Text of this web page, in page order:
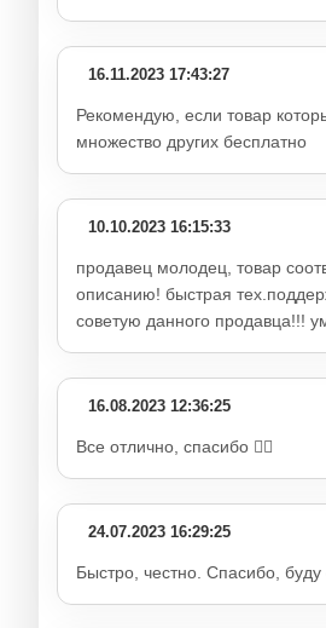
16.11.2023 17:43:27
Рекомендую, если товар
множество других бесплатно
10.10.2023 16:15:33
продавец молодец, товар
описанию! быстрая
советую данного продавца!!!
16.08.2023 12:36:25
Все отлично, спасибо 👍🏻
24.07.2023 16:29:25
Быстро, честно. Спасибо,